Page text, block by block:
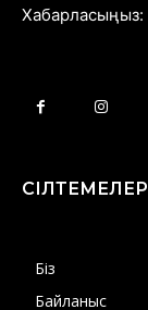
Хабарласыңыз:
СІЛТЕМЕЛЕР
Біз
Байланыс